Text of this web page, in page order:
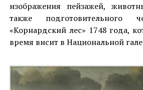
изображения пейзажей,
также подготовительного
«Корнардский лес» 1748 года,
время висит в Национальной